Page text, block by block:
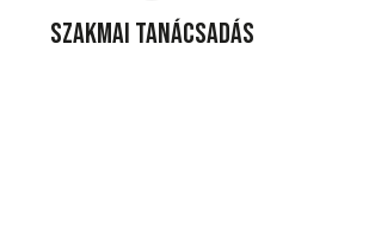
Szakmai tanácsadás